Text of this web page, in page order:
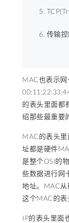
传输
MAC也表示
的表头里面都
绍那些最重要
MAC的表头
址都是硬件
是整个OSI的
些数据进行网
地址。MAC
这个MAC的表
IP的表头里面